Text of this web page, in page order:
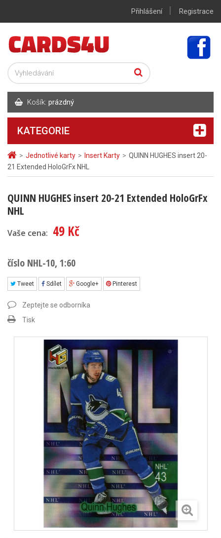
> Jednotlivé karty > Insert Karty > QUINN HUGHES insert 20-
21 Extended HoloGrFx NHL
QUINN HUGHES insert 20-21 Extended HoloGrFx
NHL
Vaše cena: 49 Kč
číslo NHL-10, 1:60
Tweet Sdílet Google+ Pinterest
Zeptejte se odborníka
Tisk
Přihlášení | Registrace
Košík: prázdný
KATEGORIE